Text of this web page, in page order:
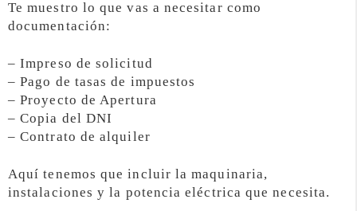
Te muestro lo que vas a necesitar como
documentación:
– Impreso de solicitud
– Pago de tasas de impuestos
– Proyecto de Apertura
– Copia del DNI
– Contrato de alquiler
Aquí tenemos que incluir la maquinaria,
instalaciones y la potencia eléctrica que necesita.